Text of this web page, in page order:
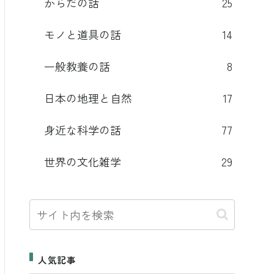
モノと道具の話
14
一般教養の話
8
日本の地理と自然
17
身近な科学の話
77
世界の文化雑学
29
人気記事